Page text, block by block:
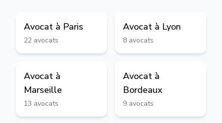
Avocat à Paris
22 avocats
Avocat à Lyon
8 avocats
Avocat à
Marseille
13 avocats
Avocat à
Bordeaux
9 avocats